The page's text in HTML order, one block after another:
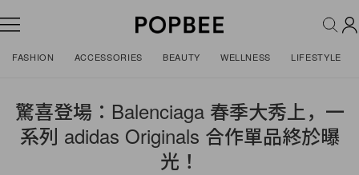
FASHION ACCESSORIES BEAUTY WELLNESS LIFESTYLE
驚喜登場：Balenciaga 春季大秀上，一
系列 adidas Originals 合作單品終於曝
光！